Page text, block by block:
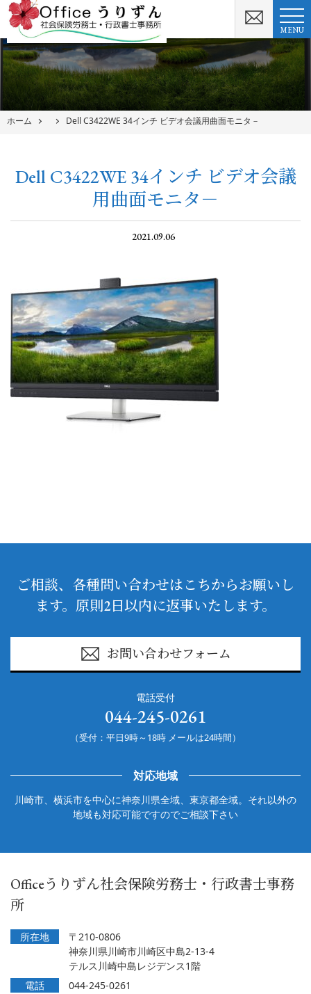
MENU
ホーム Dell C3422WE 34インチ ビデオ会議用曲面モニタ－
Dell C3422WE 34インチ ビデオ会議
用曲面モニタ－
2021.09.06
ご相談、各種問い合わせはこちからお願いし
ます。原則2日以内に返事いたします。
お問い合わせフォーム
電話受付
044-245-0261
（受付：平日9時～18時 メールは24時間）
対応地域
川崎市、横浜市を中心に神奈川県全域、東京都全域。それ以外の
地域も対応可能ですのでご相談下さい
Officeうりずん社会保険労務士・行政書士事務
所
所在地
〒210-0806
神奈川県川崎市川崎区中島2-13-4
テルス川崎中島レジデンス1階
電話
044-245-0261